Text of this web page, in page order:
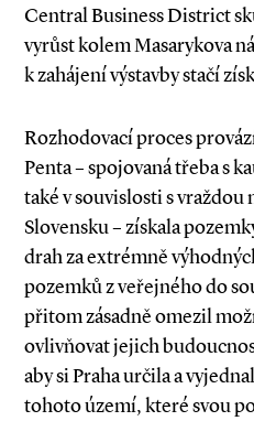
Central Business District
vyrůst kolem Masarykova
k zahájení výstavby stačí
Rozhodovací proces
Penta – spojovaná třeba s
také v souvislosti s vraždou
Slovensku – získala
drah za extrémně
pozemků z veřejného do
přitom zásadně omezil
ovlivňovat jejich
aby si Praha určila a
tohoto území, které svou